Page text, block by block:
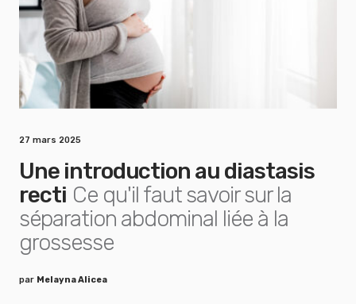
27 mars 2025
Une introduction au diastasis
recti Ce qu'il faut savoir sur la
séparation abdominal liée à la
grossesse
par Melayna Alicea